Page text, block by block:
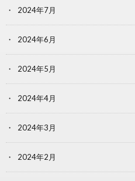
2024年7月
2024年6月
2024年5月
2024年4月
2024年3月
2024年2月